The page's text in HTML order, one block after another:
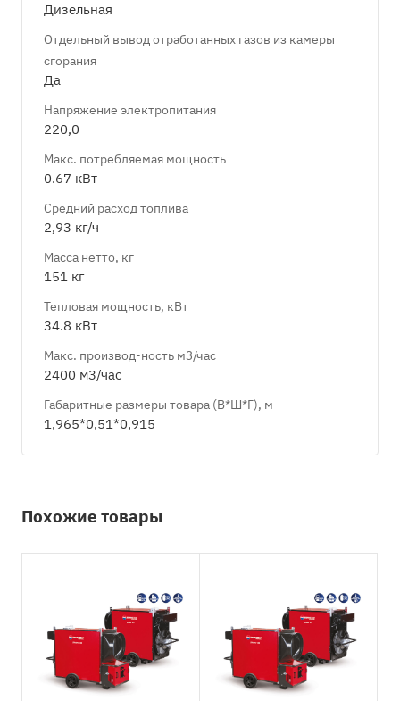
Дизельная
Отдельный вывод отработанных газов из камеры
сгорания
Да
Напряжение электропитания
220,0
Макс. потребляемая мощность
0.67 кВт
Средний расход топлива
2,93 кг/ч
Масса нетто, кг
151 кг
Тепловая мощность, кВт
34.8 кВт
Макс. производ-ность м3/час
2400 м3/час
Габаритные размеры товара (В*Ш*Г), м
1,965*0,51*0,915
Похожие товары